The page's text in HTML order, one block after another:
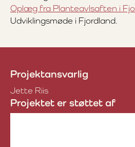
Oplæg fra Planteavlsaften i
Udviklingsmøde i Fjordland.
Projektansvarlig
Jette Riis
Projektet er støttet af